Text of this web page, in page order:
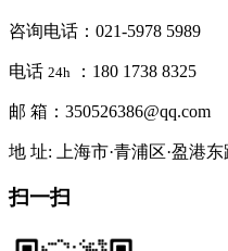
咨询电话：021-5978 5989
电话 24h ：180 1738 8325
邮 箱：350526386@qq.com
地 址: 上海市·青浦区·盈港东
扫一扫